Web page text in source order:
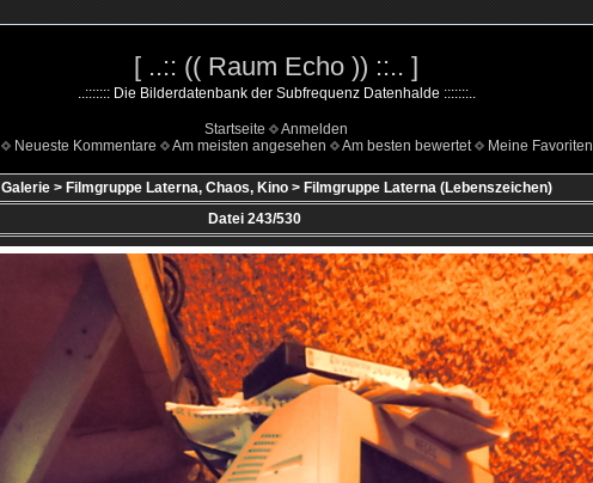
[ ..:: (( Raum Echo )) ::.. ]
..::::::: Die Bilderdatenbank der Subfrequenz Datenhalde :::::::..
Startseite
Anmelden
Neueste Kommentare Am meisten angesehen Am besten bewertet Meine Favoriten
Galerie> Filmgruppe Laterna, Chaos, Kino> Filmgruppe Laterna (Lebenszeichen)
Datei 243/530